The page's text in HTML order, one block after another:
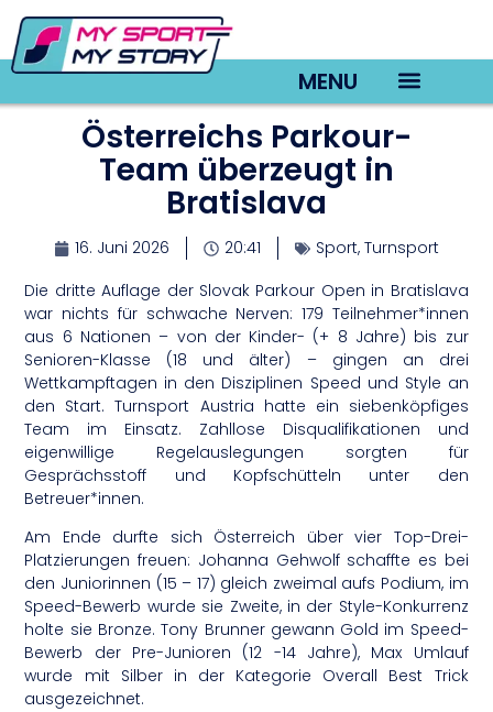
MENU
Österreichs Parkour-
Team überzeugt in
Bratislava
16. Juni 2026 20:41 Sport, Turnsport
Die dritte Auflage der Slovak Parkour Open in Bratislava
war nichts für schwache Nerven: 179 Teilnehmer*innen
aus 6 Nationen – von der Kinder- (+ 8 Jahre) bis zur
Senioren-Klasse (18 und älter) – gingen an drei
Wettkampftagen in den Disziplinen Speed und Style an
den Start. Turnsport Austria hatte ein siebenköpfiges
Team im Einsatz. Zahllose Disqualifikationen und
eigenwillige Regelauslegungen sorgten für
Gesprächsstoff und Kopfschütteln unter den
Betreuer*innen.
Am Ende durfte sich Österreich über vier Top-Drei-
Platzierungen freuen: Johanna Gehwolf schaffte es bei
den Juniorinnen (15 – 17) gleich zweimal aufs Podium, im
Speed-Bewerb wurde sie Zweite, in der Style-Konkurrenz
holte sie Bronze. Tony Brunner gewann Gold im Speed-
Bewerb der Pre-Junioren (12 -14 Jahre), Max Umlauf
wurde mit Silber in der Kategorie Overall Best Trick
ausgezeichnet.